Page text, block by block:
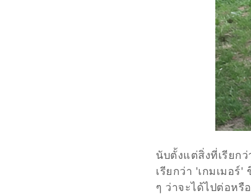
นับตั้งแต่สิ่งที่เรียก
เรียกว่า 'เกมเมอร์
ๆ ว่าจะได้ไปต่อห